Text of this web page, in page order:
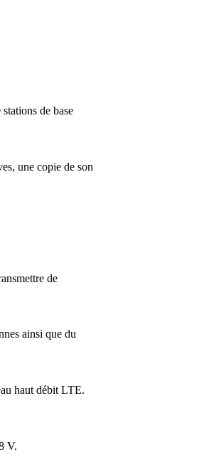
de base
une copie de son
de
ainsi que du
haut débit LTE.
V.